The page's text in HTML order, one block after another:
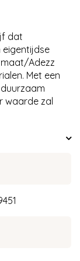
dat
eigentijdse
Adezz
Met een
waarde zal